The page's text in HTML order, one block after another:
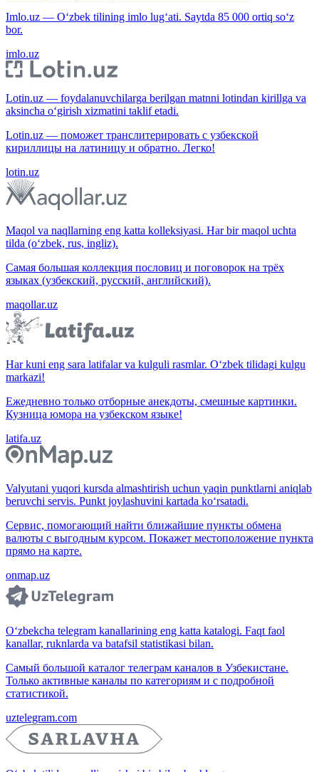
Imlo.uz — O‘zbek tilining imlo lug‘ati. Saytda 85 000 ortiq so‘z
bor.
imlo.uz
Lotin.uz — foydalanuvchilarga berilgan matnni lotindan kirillga va
aksincha o‘girish xizmatini taklif etadi.
Lotin.uz — поможет транслитерировать с узбекской
кириллицы на латиницу и обратно. Легко!
lotin.uz
Maqol va naqllarning eng katta kolleksiyasi. Har bir maqol uchta
tilda (o‘zbek, rus, ingliz).
Самая большая коллекция пословиц и поговорок на трёх
языках (узбекский, русский, английский).
maqollar.uz
Har kuni eng sara latifalar va kulguli rasmlar. O‘zbek tilidagi kulgu
markazi!
Ежедневно только отборные анекдоты, смешные картинки.
Кузница юмора на узбекском языке!
latifa.uz
Valyutani yuqori kursda almashtirish uchun yaqin punktlarni aniqlab
beruvchi servis. Punkt joylashuvini kartada ko‘rsatadi.
Сервис, помогающий найти ближайшие пункты обмена
валюты с выгодным курсом. Покажет местоположение пункта
прямо на карте.
onmap.uz
O‘zbekcha telegram kanallarining eng katta katalogi. Faqt faol
kanallar, ruknlarda va batafsil statistikasi bilan.
Самый большой каталог телеграм каналов в Узбекистане.
Только активные каналы по категориям и с подробной
статистикой.
uztelegram.com